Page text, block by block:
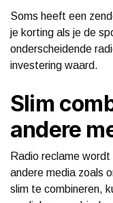
Soms heeft een
je korting als je de
onderscheidende
investering waard.
Slim
andere
Radio reclame
andere media zoals
slim te combineren,